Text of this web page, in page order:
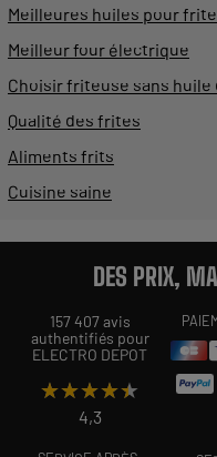
Meilleures huiles pour
Meilleur four électrique
Choisir friteuse sans huile
Qualité des frites
Aliments frits
Cuisine saine
DES PRIX,
157 407 avis
authentifiés pour
ELECTRO DEPOT
★★★★★
★★★★★
4,3